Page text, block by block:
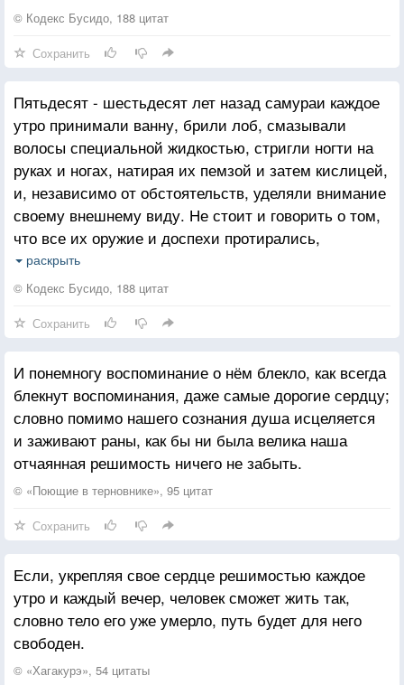
выбрать жизнь или смерть, то достигнешь ты своей
Каждый из нас хочет жить. И по большей части мы
строим свои рассуждения в соответствии с нашими
предпочтениями. Но не добиться своей цели и
продолжать жить — это трусость. Здесь нельзя
ошибиться. Умереть, не достигнув цели, — это
действительно собачья смерть и фанатизм. Но в
этом нет бесчестья. В этом суть Пути самурая.
Если, укрепляя свое сердце решимостью каждое
утро и каждый вечер, человек сможет жить так,
словно тело его уже умерло, путь будет для него
свободен. Вся его жизнь будет безупречна, и он
© Кодекс Бусидо, 188 цитат
Сохранить
Пятьдесят - шестьдесят лет назад самураи каждое
утро принимали ванну, брили лоб, смазывали
волосы специальной жидкостью, стригли ногти на
руках и ногах, натирая их пемзой и затем кислицей,
и, независимо от обстоятельств, уделяли внимание
своему внешнему виду. Не стоит и говорить о том,
что все их оружие и доспехи протирались,
смазывались, натирались до блеска и содержались
в порядке.
своем внешнем виде похожа на бахвальство, это не
имеет никакого отношения к стремлению
произвести впечатление. Даже если ты знаешь, что
сегодня можешь погибнуть, и полон твердой
решимости встретить неминуемую смерть, если ты
встретишь смерть, имея неподобающий внешний
вид, то тем самым покажешь, что не подготовился
заранее. Враги отнесутся к тебе с презрением и
что как старые, так и молодые должны следить за
своим внешним видом.
Хота можно скакать, что это дело хлопотливое и
отнимает много времени, призвание самурая
заключается в подобных вещах. Это не пустая трата
времени и не хлопотливое
занятие. Нет ничего позорного в том, что ты
раскрыть
© Кодекс Бусидо, 188 цитат
Сохранить
И понемногу воспоминание о нём блекло, как всегда
блекнут воспоминания, даже самые дорогие сердцу;
словно помимо нашего сознания душа исцеляется
и заживают раны, как бы ни была велика наша
отчаянная решимость ничего не забыть.
© «Поющие в терновнике», 95 цитат
Сохранить
Если, укрепляя свое сердце решимостью каждое
утро и каждый вечер, человек сможет жить так,
словно тело его уже умерло, путь будет для него
свободен.
© «Хагакурэ», 54 цитаты